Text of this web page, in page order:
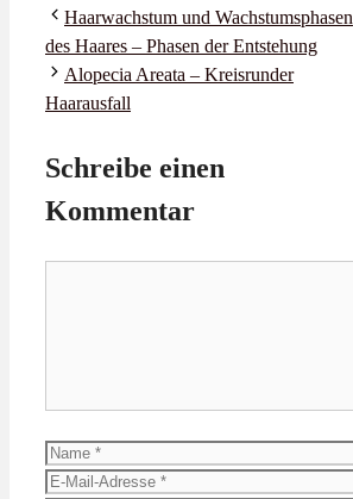
Haarwachstum und Wachstumsphasen
des Haares – Phasen der Entstehung
Alopecia Areata – Kreisrunder
Haarausfall
Schreibe einen
Kommentar
Name
E-